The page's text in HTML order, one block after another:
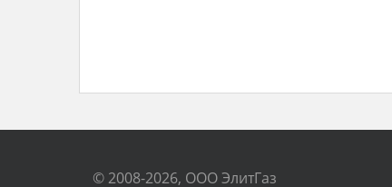
© 2008-2026, ООО ЭлитГаз